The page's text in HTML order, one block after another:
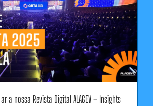
a nossa Revista Digital ALAGEV – Insights